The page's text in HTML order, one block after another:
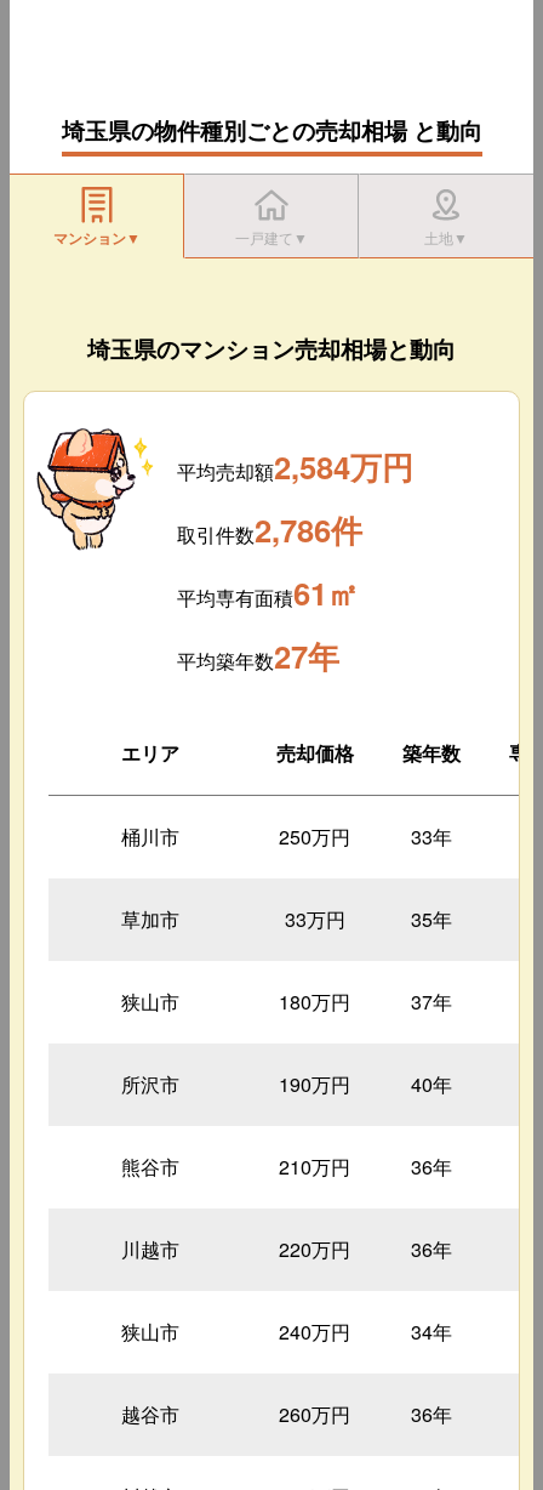
株式会社アイホームコンサルティング
【提案力】でお客様の問題を解決し希望を叶えます！
埼玉県越谷市蒲生茜町19-1 井上ビル1F
埼玉県の物件種別ごとの売却相場 と動向
マンション▼ 一戸建て▼ 土地▼
埼玉県のマンション売却相場と動向
平均売却額2,584万円
取引件数2,786件
平均専有面積61㎡
平均築年数27年
エリア 売却価格 築年数 専
桶川市 250万円 33年
草加市 33万円 35年
狭山市 180万円 37年
所沢市 190万円 40年
熊谷市 210万円 36年
川越市 220万円 36年
狭山市 240万円 34年
越谷市 260万円 36年